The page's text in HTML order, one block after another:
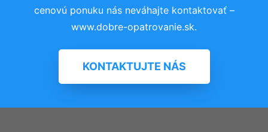
cenovú ponuku nás neváhajte kontaktovať –
www.dobre-opatrovanie.sk.
KONTAKTUJTE NÁS